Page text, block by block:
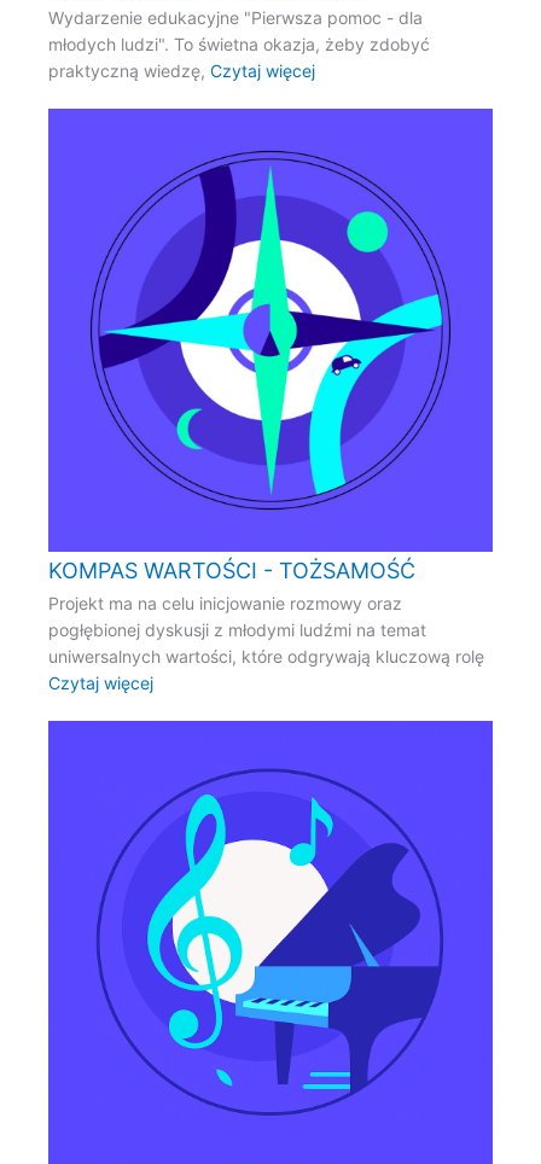
Wydarzenie edukacyjne "Pierwsza pomoc - dla
młodych ludzi". To świetna okazja, żeby zdobyć
praktyczną wiedzę,Czytaj więcej
KOMPAS WARTOŚCI - TOŻSAMOŚĆ
Projekt ma na celu inicjowanie rozmowy oraz
pogłębionej dyskusji z młodymi ludźmi na temat
uniwersalnych wartości, które odgrywają kluczową rolę
Czytaj więcej